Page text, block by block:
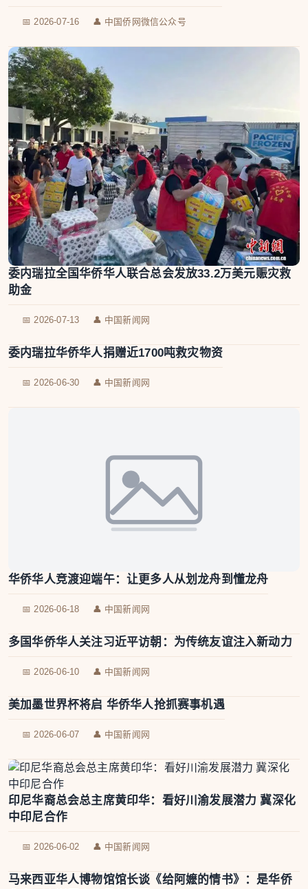
📅 2026-07-16 👤 中国侨网微信公众号
委内瑞拉全国华侨华人联合总会发放33.2万美元赈灾救
助金
📅 2026-07-13 👤 中国新闻网
委内瑞拉华侨华人捐赠近1700吨救灾物资
📅 2026-06-30 👤 中国新闻网
华侨华人竞渡迎端午：让更多人从划龙舟到懂龙舟
📅 2026-06-18 👤 中国新闻网
多国华侨华人关注习近平访朝：为传统友谊注入新动力
📅 2026-06-10 👤 中国新闻网
美加墨世界杯将启 华侨华人抢抓赛事机遇
📅 2026-06-07 👤 中国新闻网
印尼华裔总会总主席黄印华：看好川渝发展潜力 冀深化
中印尼合作
📅 2026-06-02 👤 中国新闻网
马来西亚华人博物馆馆长谈《给阿嬷的情书》：是华侨